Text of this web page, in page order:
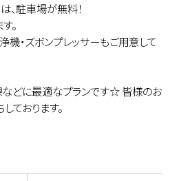
、駐車場が無料！
。
機・ズボンプレッサーもご用意して
どに最適なプランです☆ 皆様のお
ております。